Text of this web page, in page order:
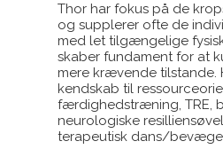
Thor har fokus på de
og supplerer ofte de
med let tilgængelige
skaber fundament for at
mere krævende tilstande.
kendskab til
færdighedstræning, TRE,
neurologiske
terapeutisk dans/